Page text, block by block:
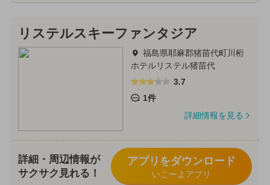
リステルスキーファンタジア
福島県耶麻郡猪苗代町川桁
ホテルリステル猪苗代
3.7
1件
詳細情報を見る
詳細・周辺情報が
サクサク見れる！
アプリをダウンロード
いこーよアプリ